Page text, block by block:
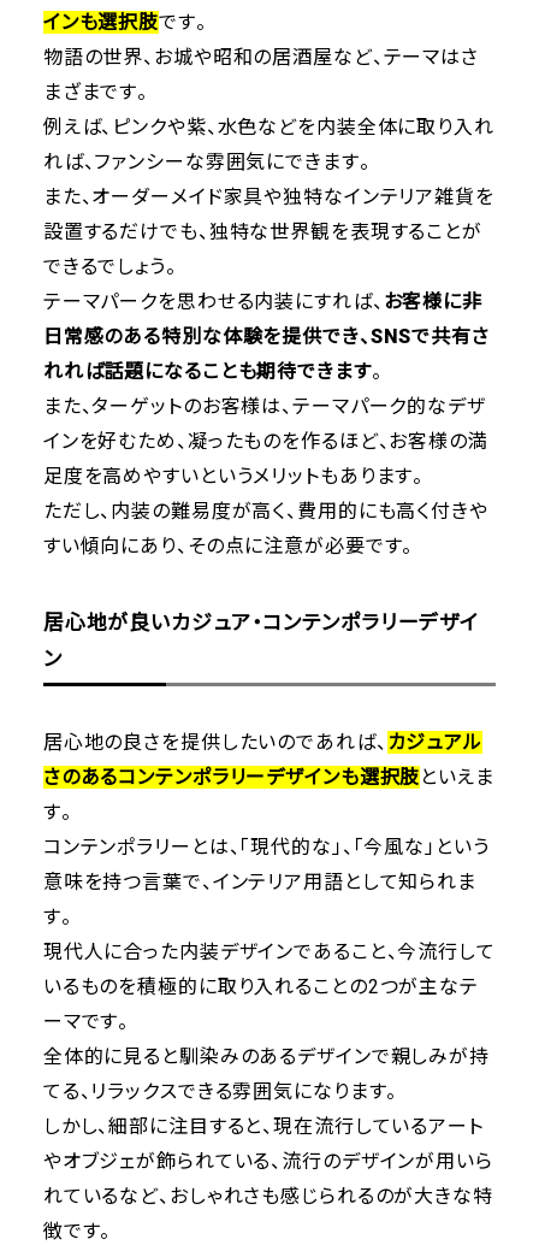
インも選択肢です。
物語の世界、お城や昭和の居酒屋など、テーマはさ
まざまです。
例えば、ピンクや紫、水色などを内装全体に取り入れ
れば、ファンシーな雰囲気にできます。
また、オーダーメイド家具や独特なインテリア雑貨を
設置するだけでも、独特な世界観を表現することが
できるでしょう。
テーマパークを思わせる内装にすれば、 お客様に非
日常感のある特別な体験を提供でき、SNSで共有さ
れれば話題になることも期待できます。
また、ターゲットのお客様は、テーマパーク的なデザ
インを好むため、凝ったものを作るほど、お客様の満
足度を高めやすいというメリットもあります。
ただし、内装の難易度が高く、費用的にも高く付きや
すい傾向にあり、その点に注意が必要です。
居心地が良いカジュア・コンテンポラリーデザイ
ン
居心地の良さを提供したいのであれば、 カジュアル
さのあるコンテンポラリーデザインも選択肢 といえま
す。
コンテンポラリーとは、「現代的な」、「今風な」という
意味を持つ言葉で、インテリア用語として知られま
す。
現代人に合った内装デザインであること、今流行して
いるものを積極的に取り入れることの2つが主なテ
ーマです。
全体的に見ると馴染みのあるデザインで親しみが持
てる、リラックスできる雰囲気になります。
しかし、細部に注目すると、現在流行しているアート
やオブジェが飾られている、流行のデザインが用いら
れているなど、おしゃれさも感じられるのが大きな特
徴です。